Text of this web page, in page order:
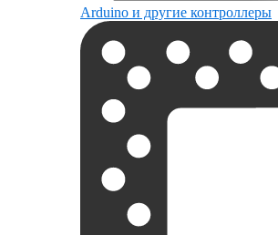
Arduino и другие контроллеры